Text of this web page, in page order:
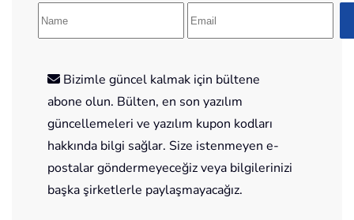
Bizimle güncel kalmak için bültene
abone olun. Bülten, en son yazılım
güncellemeleri ve yazılım kupon kodları
hakkında bilgi sağlar. Size istenmeyen e-
postalar göndermeyeceğiz veya bilgilerinizi
başka şirketlerle paylaşmayacağız.